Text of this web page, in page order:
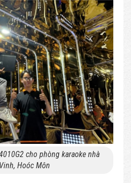
cho phòng karaoke nhà
Hoóc Môn